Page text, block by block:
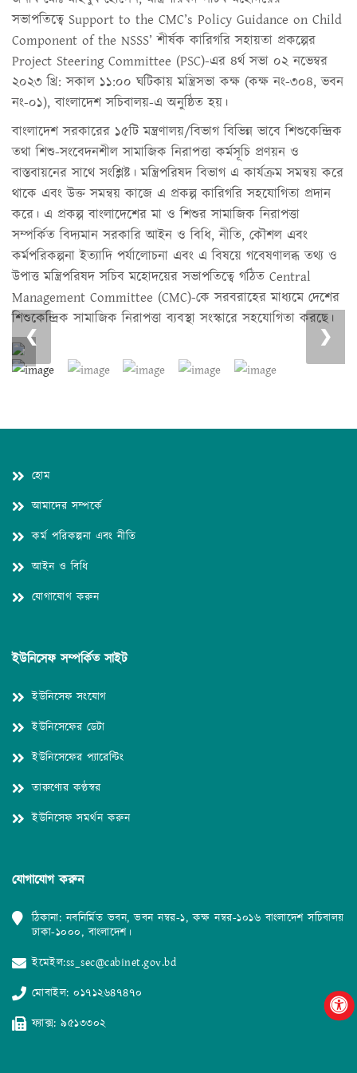
The 4th meeting of the Project Steering Committee
(PSC) of the technical assistance project titled 'Support to
the CMC's Policy Guidance on Child Component of the
NSSS'
সভাপতিত্বে Support to the CMC’s Policy Guidance on Child
Component of the NSSS’ শীর্ষক কারিগরি সহায়তা প্রকল্পের
Project Steering Committee (PSC)-এর ৪র্থ সভা ০২ নভেম্বর
২০২৩ খ্রি: সকাল ১১:০০ ঘটিকায় মন্ত্রিসভা কক্ষ (কক্ষ নং-৩০৪, ভবন
নং-০১), বাংলাদেশ সচিবালয়-এ অনুষ্ঠিত হয়।
বাংলাদেশ সরকারের ১৫টি মন্ত্রণালয়/বিভাগ বিভিন্ন ভাবে শিশুকেন্দ্রিক
তথা শিশু-সংবেদনশীল সামাজিক নিরাপত্তা কর্মসূচি প্রণয়ন ও
বাস্তবায়নের সাথে সংশ্লিষ্ট। মন্ত্রিপরিষদ বিভাগ এ কার্যক্রম সমন্বয় করে
থাকে এবং উক্ত সমন্বয় কাজে এ প্রকল্প কারিগরি সহযোগিতা প্রদান
করে। এ প্রকল্প বাংলাদেশের মা ও শিশুর সামাজিক নিরাপত্তা
সম্পর্কিত বিদ্যমান সরকারি আইন ও বিধি, নীতি, কৌশল এবং
কর্মপরিকল্পনা ইত্যাদি পর্যালোচনা এবং এ বিষয়ে গবেষণালব্ধ তথ্য ও
উপাত্ত মন্ত্রিপরিষদ সচিব মহোদয়ের সভাপতিত্বে গঠিত Central
Management Committee (CMC)-কে সরবরাহের মাধ্যমে দেশের
শিশুকেন্দ্রিক সামাজিক নিরাপত্তা ব্যবস্থা সংস্কারে সহযোগিতা করছে।
1
❮ ❯
হোম
আমাদের সম্পর্কে
কর্ম পরিকল্পনা এবং নীতি
আইন ও বিধি
যোগাযোগ করুন
ইউনিসেফ সম্পর্কিত সাইট
ইউনিসেফ সংযোগ
ইউনিসেফের ডেটা
ইউনিসেফের প্যারেন্টিং
তারুণ্যের কণ্ঠস্বর
ইউনিসেফ সমর্থন করুন
যোগাযোগ করুন
ঠিকানা: নবনির্মিত ভবন, ভবন নম্বর-১, কক্ষ নম্বর-১০১৬ বাংলাদেশ সচিবালয়
ঢাকা-১০০০, বাংলাদেশ।
ইমেইল:ss_sec@cabinet.gov.bd
মোবাইল: ০১৭১২৬৪৭৪৭০
ফ্যাক্স: ৯৫১৩৩০২